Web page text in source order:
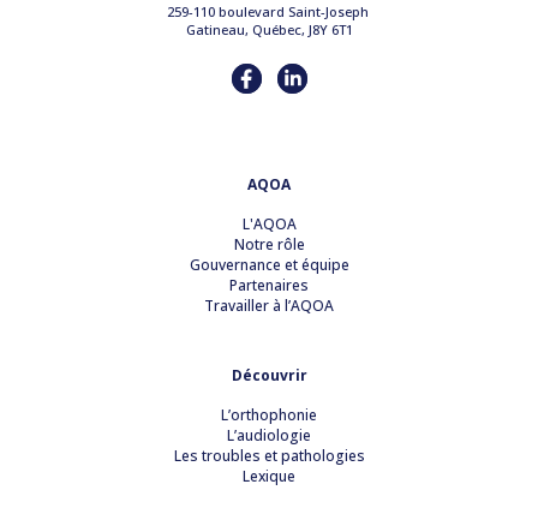
259-110 boulevard Saint-Joseph
Gatineau, Québec, J8Y 6T1
AQOA
L'AQOA
Notre rôle
Gouvernance et équipe
Partenaires
Travailler à l’AQOA
Découvrir
L’orthophonie
L’audiologie
Les troubles et pathologies
Lexique